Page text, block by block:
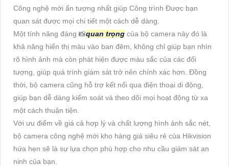
Công nghệ mới ấn tượng nhất giúp Công trình Được bạn
quan sát được mọi chi tiết một cách dễ dàng.
Một tính năng đáng 📸quan trọng của bộ camera này đó là
khả năng hiển thị màu vào ban đêm, không chỉ giúp bạn nhìn
rõ hình ảnh mà còn phát hiện được màu sắc của các đối
tượng, giúp quá trình giám sát trở nên chính xác hơn. Đồng
thời, bộ camera cũng hỗ trợ kết nối qua điện thoại di động,
giúp bạn dễ dàng kiểm soát và theo dõi mọi hoạt động từ xa
một cách thuận tiện.
Với ưu điểm về giá cả hợp lý và chất lượng hình ảnh sắc nét,
bộ camera công nghệ mới kho hàng giá siêu rẻ của Hikvision
hứa hẹn sẽ là sự lựa chọn phù hợp cho nhu cầu giám sát an
ninh của bạn.